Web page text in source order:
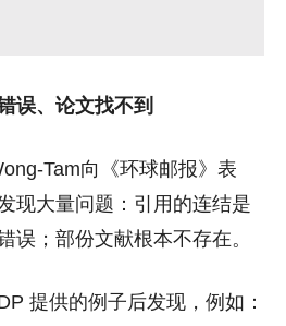
误、论文找不到
Tam向《环球邮报》表
现大量问题：引用的连结是
误；部份文献根本不存在。
提供的例子后发现，例如：